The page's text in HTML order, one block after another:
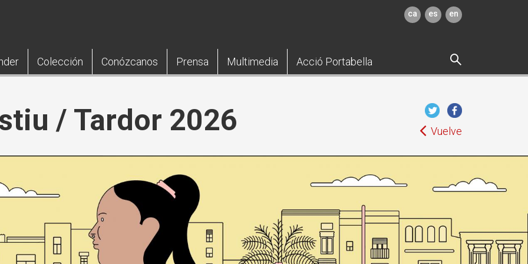
ca es en
Colección Conózcanos Prensa Multimedia Acció Portabella
/ Tardor 2026 Vuelve